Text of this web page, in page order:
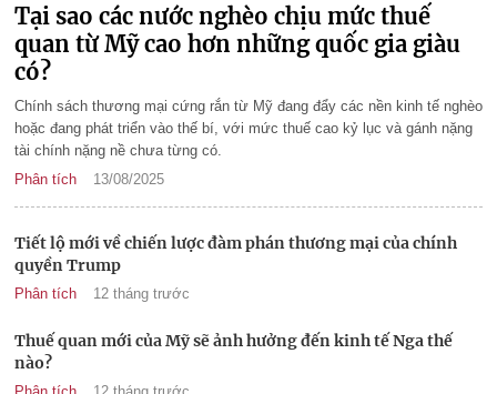
Tại sao các nước nghèo chịu mức thuế
quan từ Mỹ cao hơn những quốc gia giàu
có?
Chính sách thương mại cứng rắn từ Mỹ đang đẩy các nền kinh tế nghèo
hoặc đang phát triển vào thế bí, với mức thuế cao kỷ lục và gánh nặng
tài chính nặng nề chưa từng có.
Phân tích
13/08/2025
Tiết lộ mới về chiến lược đàm phán thương mại của chính
quyền Trump
Phân tích 12 tháng trước
Thuế quan mới của Mỹ sẽ ảnh hưởng đến kinh tế Nga thế
nào?